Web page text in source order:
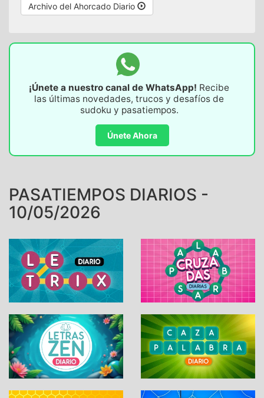
Archivo del Ahorcado Diario
¡Únete a nuestro canal de WhatsApp! Recibe
las últimas novedades, trucos y desafíos de
sudoku y pasatiempos.
Únete Ahora
PASATIEMPOS DIARIOS -
10/05/2026